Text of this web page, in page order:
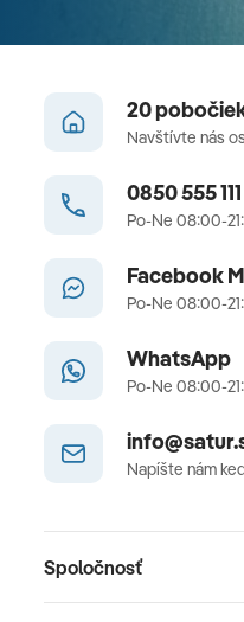
20
Navštívte nás
0850 555 111
Po-Ne 08:00-
Facebook
Po-Ne 08:00-
WhatsApp
Po-Ne 08:00-
Napíšte nám
Spoločnosť